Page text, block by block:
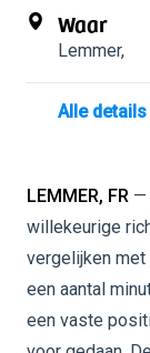
Waar
Lemmer,
Alle
LEMMER, FR —
willekeurige
vergelijken
een aantal
een vaste